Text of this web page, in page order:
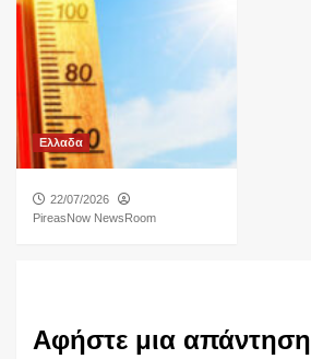
Ελλαδα
22/07/2026
PireasNow NewsRoom
Αφήστε μια απάντηση